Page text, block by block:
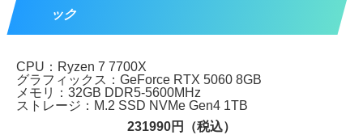
ック
CPU：Ryzen 7 7700X
グラフィックス：GeForce RTX 5060 8GB
メモリ：32GB DDR5-5600MHz
ストレージ：M.2 SSD NVMe Gen4 1TB
231990円（税込）